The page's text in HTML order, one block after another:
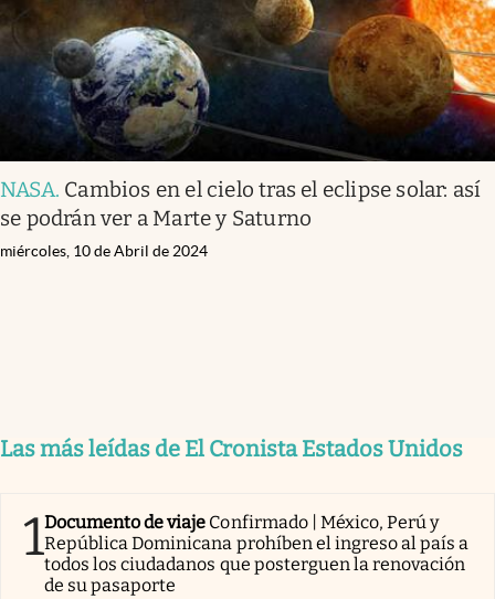
NASA. Cambios en el cielo tras el eclipse solar: así
se podrán ver a Marte y Saturno
miércoles, 10 de Abril de 2024
Las más leídas de El Cronista Estados Unidos
1Documento de viaje Confirmado | México, Perú y
República Dominicana prohíben el ingreso al país a
todos los ciudadanos que posterguen la renovación
de su pasaporte